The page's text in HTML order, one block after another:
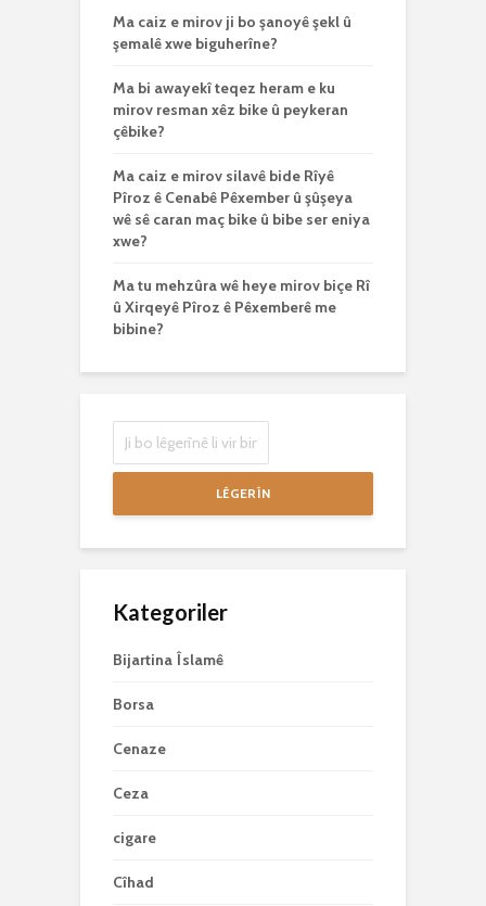
Ma caiz e mirov ji bo şanoyê şekl û
şemalê xwe biguherîne?
Ma bi awayekî teqez heram e ku
mirov resman xêz bike û peykeran
çêbike?
Ma caiz e mirov silavê bide Rîyê
Pîroz ê Cenabê Pêxember û şûşeya
wê sê caran maç bike û bibe ser eniya
xwe?
Ma tu mehzûra wê heye mirov biçe Rî
û Xirqeyê Pîroz ê Pêxemberê me
bibine?
LÊGERÎN
Kategoriler
Bijartina Îslamê
Borsa
Cenaze
Ceza
cigare
Cîhad